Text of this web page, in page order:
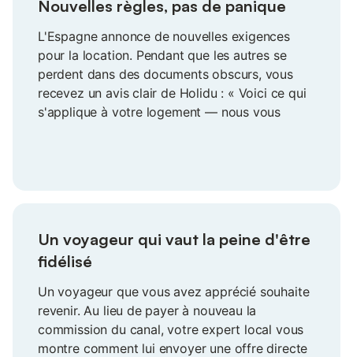
Nouvelles règles, pas de panique
L'Espagne annonce de nouvelles exigences
pour la location. Pendant que les autres se
perdent dans des documents obscurs, vous
recevez un avis clair de Holidu : « Voici ce qui
s'applique à votre logement — nous vous
Un voyageur qui vaut la peine d'être
fidélisé
Un voyageur que vous avez apprécié souhaite
revenir. Au lieu de payer à nouveau la
commission du canal, votre expert local vous
montre comment lui envoyer une offre directe